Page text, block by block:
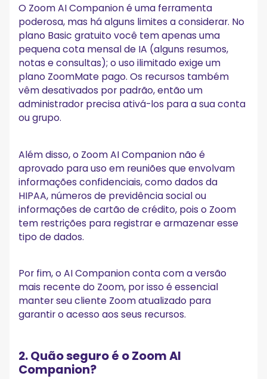
O Zoom AI Companion é uma ferramenta
poderosa, mas há alguns limites a considerar. No
plano Basic gratuito você tem apenas uma
pequena cota mensal de IA (alguns resumos,
notas e consultas); o uso ilimitado exige um
plano ZoomMate pago. Os recursos também
vêm desativados por padrão, então um
administrador precisa ativá-los para a sua conta
ou grupo.
Além disso, o Zoom AI Companion não é
aprovado para uso em reuniões que envolvam
informações confidenciais, como dados da
HIPAA, números de previdência social ou
informações de cartão de crédito, pois o Zoom
tem restrições para registrar e armazenar esse
tipo de dados.
Por fim, o AI Companion conta com a versão
mais recente do Zoom, por isso é essencial
manter seu cliente Zoom atualizado para
garantir o acesso aos seus recursos.
2. Quão seguro é o Zoom AI
Companion?